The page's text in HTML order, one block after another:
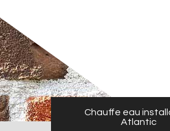
Chauffe eau
Atlantic